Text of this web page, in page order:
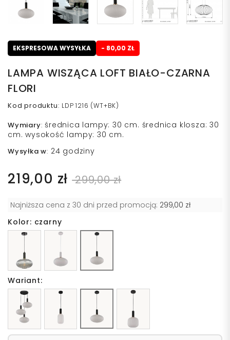
EKSPRESOWA WYSYŁKA - 80,00 ZŁ
LAMPA WISZĄCA LOFT BIAŁO-CZARNA
FLORI
Kod produktu: LDP 1216 (WT+BK)
Wymiary: średnica lampy: 30 cm. średnica klosza: 30
cm. wysokość lampy: 30 cm.
Wysyłka w: 24 godziny
219,00 zł 299,00 zł
Najniższa cena z 30 dni przed promocją: 299,00 zł
Kolor: czarny
Wariant: